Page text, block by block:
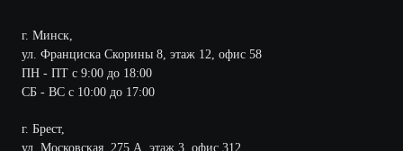
г. Минск,
ул. Франциска Скорины 8, этаж 12, офис 58
ПН - ПТ с 9:00 до 18:00
СБ - ВС с 10:00 до 17:00
г. Брест,
ул. Московская, 275 А, этаж 3, офис 312